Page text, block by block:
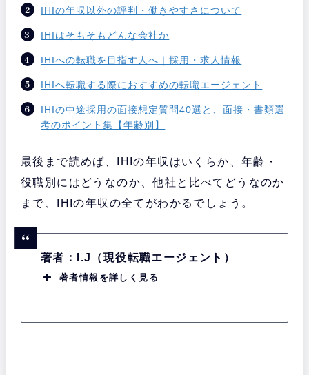
IHIの年収以外の評判・働きやすさについて
IHIはそもそもどんな会社か
IHIへの転職を目指す人へ｜採用・求人情報
IHIへ転職する際におすすめの転職エージェント
IHIの中途採用の面接想定質問40選と、面接・書類選
考のポイント集【年齢別】
最後まで読めば、IHIの年収はいくらか、年齢・
役職別にはどうなのか、他社と比べてどうなのか
まで、IHIの年収の全てがわかるでしょう。
著者：I.J（現役転職エージェント）
著者情報を詳しく見る